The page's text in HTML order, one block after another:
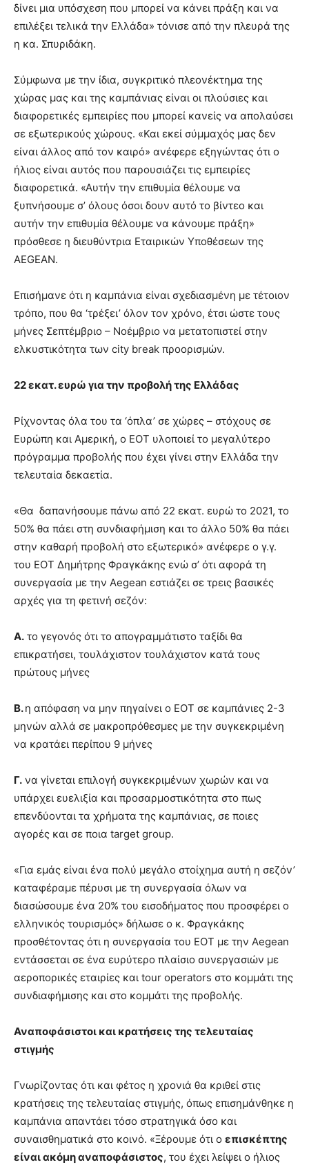
δίνει μια υπόσχεση που μπορεί να κάνει πράξη και να
επιλέξει τελικά την Ελλάδα» τόνισε από την πλευρά της
η κα. Σπυριδάκη.
Σύμφωνα με την ίδια, συγκριτικό πλεονέκτημα της
χώρας μας και της καμπάνιας είναι οι πλούσιες και
διαφορετικές εμπειρίες που μπορεί κανείς να απολαύσει
σε εξωτερικούς χώρους. «Και εκεί σύμμαχός μας δεν
είναι άλλος από τον καιρό» ανέφερε εξηγώντας ότι ο
ήλιος είναι αυτός που παρουσιάζει τις εμπειρίες
διαφορετικά. «Αυτήν την επιθυμία θέλουμε να
ξυπνήσουμε σ’ όλους όσοι δουν αυτό το βίντεο και
αυτήν την επιθυμία θέλουμε να κάνουμε πράξη»
πρόσθεσε η διευθύντρια Εταιρικών Υποθέσεων της
AEGEAN.
Επισήμανε ότι η καμπάνια είναι σχεδιασμένη με τέτοιον
τρόπο, που θα ‘τρέξει’ όλον τον χρόνο, έτσι ώστε τους
μήνες Σεπτέμβριο – Νοέμβριο να μετατοπιστεί στην
ελκυστικότητα των city break προορισμών.
22 εκατ. ευρώ για την προβολή της Ελλάδας
Ρίχνοντας όλα του τα ‘όπλα’ σε χώρες – στόχους σε
Ευρώπη και Αμερική, ο ΕΟΤ υλοποιεί το μεγαλύτερο
πρόγραμμα προβολής που έχει γίνει στην Ελλάδα την
τελευταία δεκαετία.
«Θα δαπανήσουμε πάνω από 22 εκατ. ευρώ το 2021, το
50% θα πάει στη συνδιαφήμιση και το άλλο 50% θα πάει
στην καθαρή προβολή στο εξωτερικό» ανέφερε ο γ.γ.
του ΕΟΤ Δημήτρης Φραγκάκης ενώ σ’ ότι αφορά τη
συνεργασία με την Aegean εστιάζει σε τρεις βασικές
αρχές για τη φετινή σεζόν:
Α. το γεγονός ότι το απογραμμάτιστο ταξίδι θα
επικρατήσει, τουλάχιστον τουλάχιστον κατά τους
πρώτους μήνες
Β.η απόφαση να μην πηγαίνει ο ΕΟΤ σε καμπάνιες 2-3
μηνών αλλά σε μακροπρόθεσμες με την συγκεκριμένη
να κρατάει περίπου 9 μήνες
Γ. να γίνεται επιλογή συγκεκριμένων χωρών και να
υπάρχει ευελιξία και προσαρμοστικότητα στο πως
επενδύονται τα χρήματα της καμπάνιας, σε ποιες
αγορές και σε ποια target group.
«Για εμάς είναι ένα πολύ μεγάλο στοίχημα αυτή η σεζόν’
καταφέραμε πέρυσι με τη συνεργασία όλων να
διασώσουμε ένα 20% του εισοδήματος που προσφέρει ο
ελληνικός τουρισμός» δήλωσε ο κ. Φραγκάκης
προσθέτοντας ότι η συνεργασία του ΕΟΤ με την Aegean
εντάσσεται σε ένα ευρύτερο πλαίσιο συνεργασιών με
αεροπορικές εταιρίες και tour operators στο κομμάτι της
συνδιαφήμισης και στο κομμάτι της προβολής.
Αναποφάσιστοι και κρατήσεις της τελευταίας
στιγμής
Γνωρίζοντας ότι και φέτος η χρονιά θα κριθεί στις
κρατήσεις της τελευταίας στιγμής, όπως επισημάνθηκε η
καμπάνια απαντάει τόσο στρατηγικά όσο και
συναισθηματικά στο κοινό. «Ξέρουμε ότι ο επισκέπτης
είναι ακόμη αναποφάσιστος, του έχει λείψει ο ήλιος